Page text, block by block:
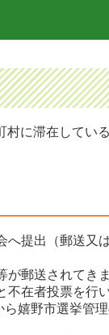
に滞在してい
へ提出（郵送又
郵送されてきま
在者投票を行い
嬉野市選挙管